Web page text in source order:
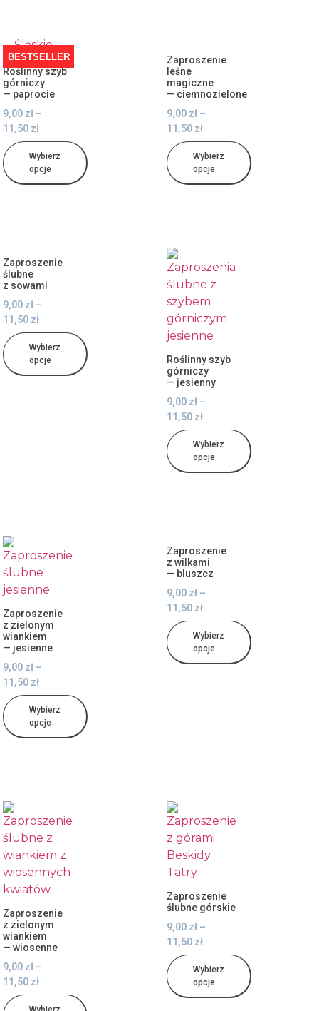
BESTSELLER
Roślinny szyb
górniczy
— paprocie
9,00 zł –
11,50 zł
Wybierz
opcje
Zaproszenie
leśne
magiczne
— ciemnozielone
9,00 zł –
11,50 zł
Wybierz
opcje
Zaproszenie
ślubne
z sowami
9,00 zł –
11,50 zł
Wybierz
opcje
Roślinny szyb
górniczy
— jesienny
9,00 zł –
11,50 zł
Wybierz
opcje
Zaproszenie
z zielonym
wiankiem
— jesienne
9,00 zł –
11,50 zł
Wybierz
opcje
Zaproszenie
z wilkami
— bluszcz
9,00 zł –
11,50 zł
Wybierz
opcje
Zaproszenie
z zielonym
wiankiem
— wiosenne
9,00 zł –
11,50 zł
Zaproszenie
ślubne górskie
9,00 zł –
11,50 zł
Wybierz
opcje